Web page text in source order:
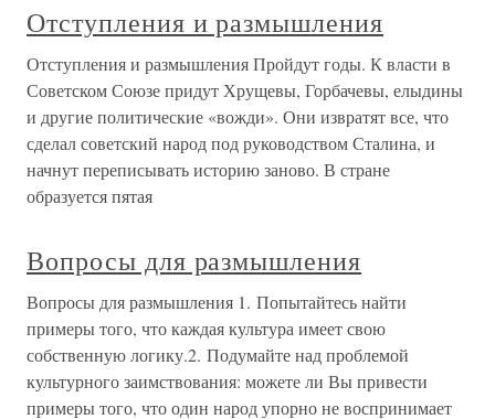
Отступления и размышления
Отступления и размышления Пройдут годы. К власти в
Советском Союзе придут Хрущевы, Горбачевы, елыдины
и другие политические «вожди». Они извратят все, что
сделал советский народ под руководством Сталина, и
начнут переписывать историю заново. В стране
образуется пятая
Вопросы для размышления
Вопросы для размышления 1. Попытайтесь найти
примеры того, что каждая культура имеет свою
собственную логику.2. Подумайте над проблемой
культурного заимствования: можете ли Вы привести
примеры того, что один народ упорно не воспринимает